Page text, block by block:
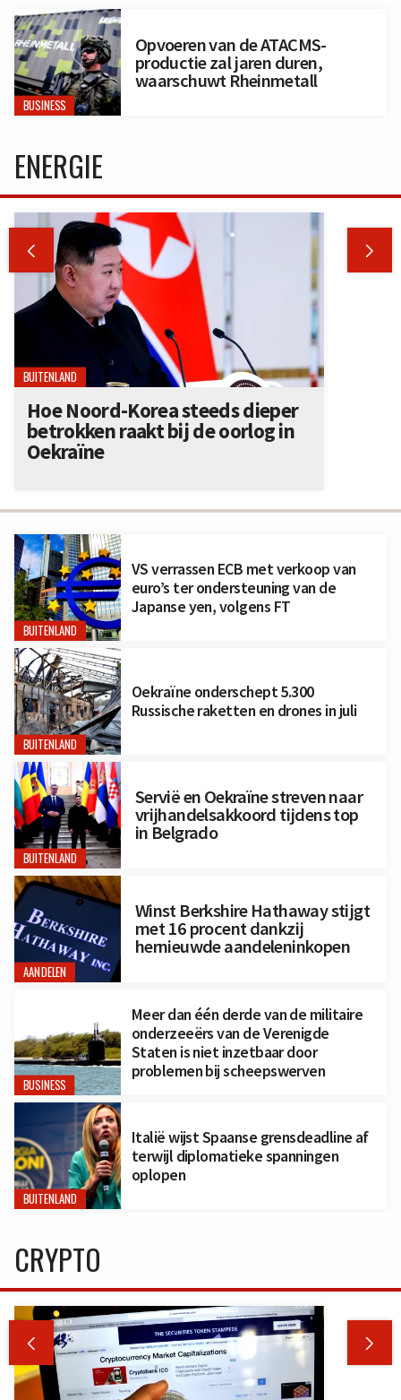
BUSINESS
Opvoeren van de ATACMS-
productie zal jaren duren,
waarschuwt Rheinmetall
BUITENLAND
VS verrassen ECB met verkoop van
euro’s ter ondersteuning van de
Japanse yen, volgens FT
BUITENLAND
Oekraïne onderschept 5.300
Russische raketten en drones in juli
BUITENLAND
Servië en Oekraïne streven naar
vrijhandelsakkoord tijdens top
in Belgrado
AANDELEN
Winst Berkshire Hathaway stijgt
met 16 procent dankzij
hernieuwde aandeleninkopen
BUSINESS
Meer dan één derde van de militaire
onderzeeërs van de Verenigde
Staten is niet inzetbaar door
problemen bij scheepswerven
BUITENLAND
Italië wijst Spaanse grensdeadline af
terwijl diplomatieke spanningen
oplopen
ENERGIE
 
BUITENLAND
Hoe Noord-Korea steeds dieper
betrokken raakt bij de oorlog in
Oekraïne
CRYPTO
 